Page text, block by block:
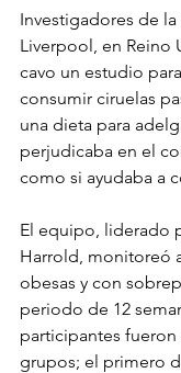
Investigadores de
Liverpool, en Reino
cavo un estudio
consumir ciruelas
una dieta para
perjudicaba en el
como si ayudaba a
El equipo, liderado
Harrold, monitoreó
obesas y con
periodo de 12
participantes
grupos; el primero